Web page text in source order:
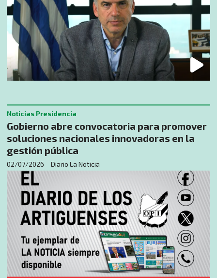
Gobierno abre convocatoria para promover
soluciones nacionales innovadoras en la
gestión pública
Diario La Noticia
Noticias Presidencia
02/07/2026